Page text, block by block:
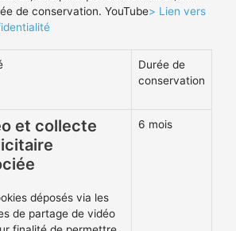
de conservation. YouTube> Lien vers
Durée de
conservation
et collecte
déposés via les
de partage de vidéo
6 mois